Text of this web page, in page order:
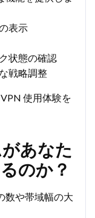
表示
状態の確認
戦略調整
使用体験を
あなた
のか？
数や帯域幅の大